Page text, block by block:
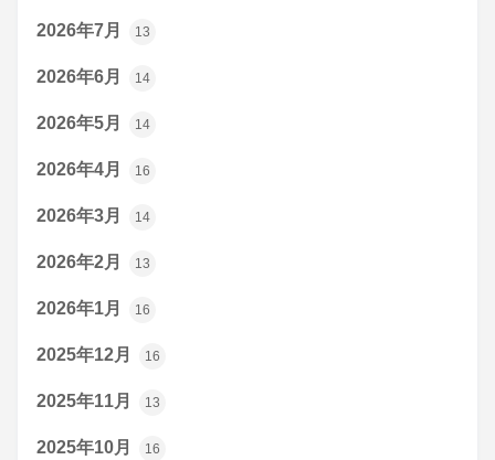
2026年7月 13
2026年6月 14
2026年5月 14
2026年4月 16
2026年3月 14
2026年2月 13
2026年1月 16
2025年12月 16
2025年11月 13
2025年10月 16